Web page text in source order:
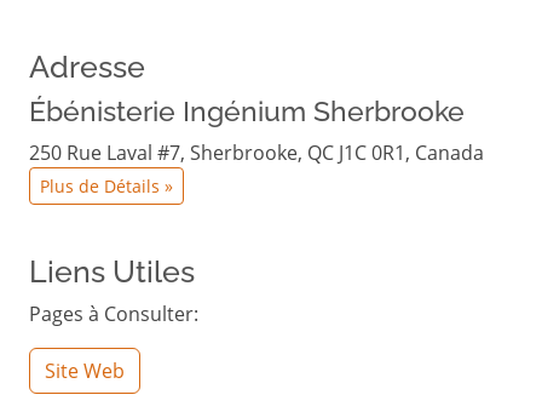
Adresse
Ébénisterie Ingénium Sherbrooke
250 Rue Laval #7, Sherbrooke, QC J1C 0R1, Canada
Plus de Détails »
Liens Utiles
Pages à Consulter:
Site Web